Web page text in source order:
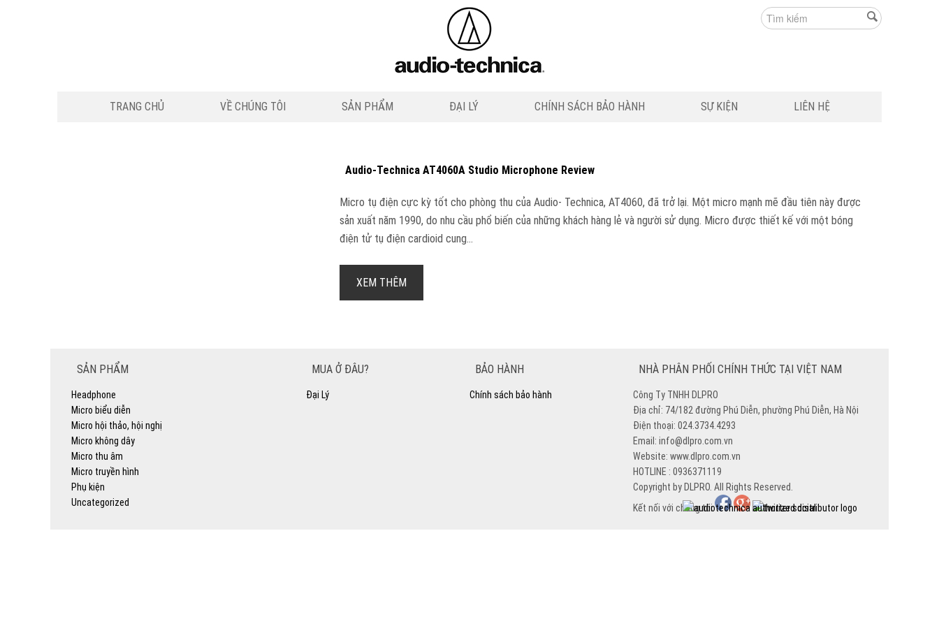
TRANG CHỦ VỀ CHÚNG TÔI SẢN PHẨM ĐẠI LÝ CHÍNH SÁCH BẢO HÀNH SỰ KIỆN LIÊN HỆ
Audio-Technica AT4060A Studio Microphone Review
Micro tụ điện cực kỳ tốt cho phòng thu của Audio- Technica, AT4060, đã trở lại. Một micro mạnh mẽ đầu tiên này được
sản xuất năm 1990, do nhu cầu phổ biến của những khách hàng lẻ và người sử dụng. Micro được thiết kế với một bóng
điện tử tụ điện cardioid cung...
XEM THÊM
SẢN PHẨM
Headphone
Micro biểu diễn
Micro hội thảo, hội nghị
Micro không dây
Micro thu âm
Micro truyền hình
Phụ kiện
Uncategorized
MUA Ở ĐÂU?
Đại Lý
BẢO HÀNH
Chính sách bảo hành
NHÀ PHÂN PHỐI CHÍNH THỨC TẠI VIỆT NAM
Công Ty TNHH DLPRO
Địa chỉ: 74/182 đường Phú Diễn, phường Phú Diễn, Hà Nội
Điện thoại: 024.3734.4293
Email: info@dlpro.com.vn
Website: www.dlpro.com.vn
HOTLINE : 0936371119
Copyright by DLPRO. All Rights Reserved.
Kết nối với chúng tôi